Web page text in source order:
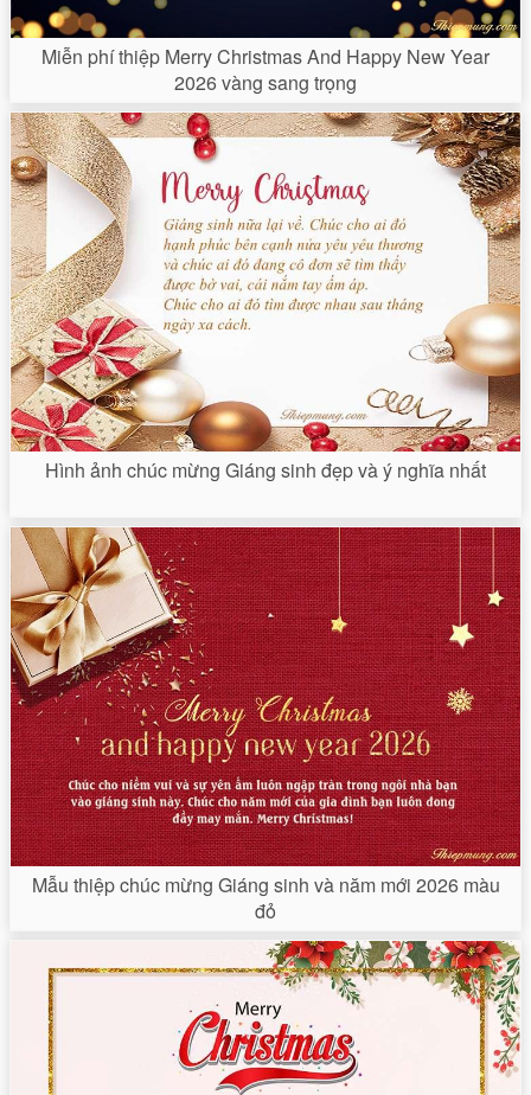
Miễn phí thiệp Merry Christmas And Happy New Year
2026 vàng sang trọng
Hình ảnh chúc mừng Giáng sinh đẹp và ý nghĩa nhất
Mẫu thiệp chúc mừng Giáng sinh và năm mới 2026 màu
đỏ